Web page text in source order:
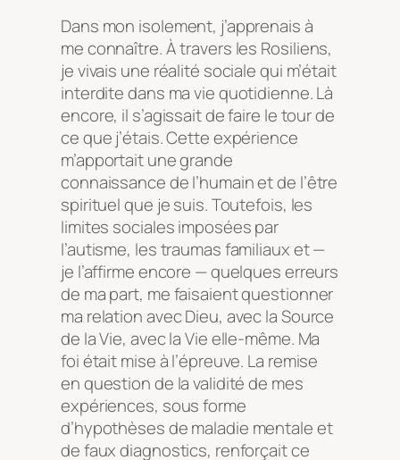
Dans mon isolement, j’apprenais à
me connaître. À travers les Rosiliens,
je vivais une réalité sociale qui m’était
interdite dans ma vie quotidienne. Là
encore, il s’agissait de faire le tour de
ce que j’étais. Cette expérience
m’apportait une grande
connaissance de l’humain et de l’être
spirituel que je suis. Toutefois, les
limites sociales imposées par
l’autisme, les traumas familiaux et —
je l’affirme encore — quelques erreurs
de ma part, me faisaient questionner
ma relation avec Dieu, avec la Source
de la Vie, avec la Vie elle-même. Ma
foi était mise à l’épreuve. La remise
en question de la validité de mes
expériences, sous forme
d’hypothèses de maladie mentale et
de faux diagnostics, renforçait ce